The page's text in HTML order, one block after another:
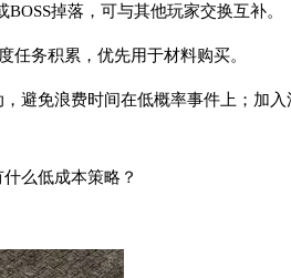
掉落，可与其他玩家交换互补。
任务积累，优先用于材料购买。
避免浪费时间在低概率事件上；加
么低成本策略？